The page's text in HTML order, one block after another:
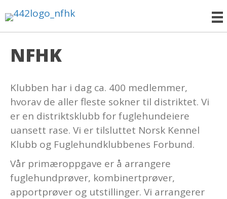
NFHK
Klubben har i dag ca. 400 medlemmer,
hvorav de aller fleste sokner til distriktet. Vi
er en distriktsklubb for fuglehundeiere
uansett rase. Vi er tilsluttet Norsk Kennel
Klubb og Fuglehundklubbenes Forbund.
Vår primæroppgave er å arrangere
fuglehundprøver, kombinertprøver,
apportprøver og utstillinger. Vi arrangerer